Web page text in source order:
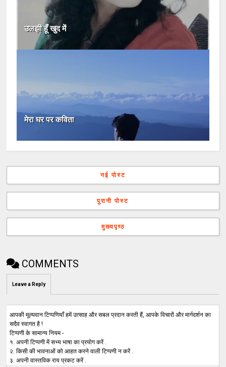
उलझी हूँ खुद में
मेरा घर पर कविता
नई पोस्ट
पुरानी पोस्ट
मुख्यपृष्ठ
COMMENTS
Leave a Reply
आपकी मूल्यवान टिप्पणियाँ हमें उत्साह और सबल प्रदान करती हैं, आपके विचारों और मार्गदर्शन का
सदैव स्वागत है !
टिप्पणी के सामान्य नियम -
१. अपनी टिप्पणी में सभ्य भाषा का प्रयोग करें .
२. किसी की भावनाओं को आहत करने वाली टिप्पणी न करें .
३. अपनी वास्तविक राय प्रकट करें .